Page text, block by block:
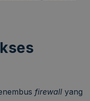
firewall yang